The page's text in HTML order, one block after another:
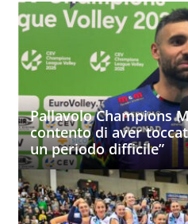
Pallavolo Champions
contento di aver
un periodo difficile”